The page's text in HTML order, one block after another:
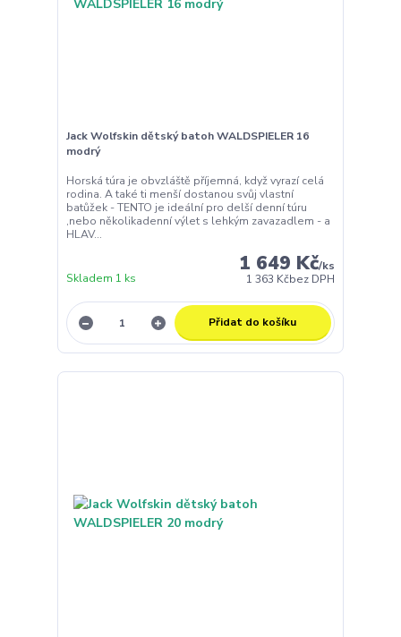
Jack Wolfskin dětský batoh WALDSPIELER 16
modrý
Horská túra je obvzláště příjemná, když vyrazí celá
rodina. A také ti menší dostanou svůj vlastní
batůžek - TENTO je ideální pro delší denní túru
,nebo několikadenní výlet s lehkým zavazadlem - a
HLAV...
1 649 Kč/ks
1 363 Kčbez DPH
Skladem 1 ks
Přidat do košíku